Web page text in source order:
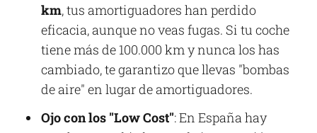
km, tus amortiguadores han perdido
eficacia, aunque no veas fugas. Si tu coche
tiene más de 100.000 km y nunca los has
cambiado, te garantizo que llevas "bombas
de aire" en lugar de amortiguadores.
Ojo con los "Low Cost": En España hay